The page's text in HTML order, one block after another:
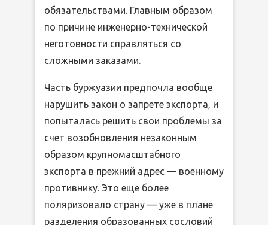
обязательствами. Главным образом
по причине инженерно-технической
неготовности справляться со
сложными заказами.
Часть буржуазии предпочла вообще
нарушить закон о запрете экспорта, и
попыталась решить свои проблемы за
счет возобновления незаконным
образом крупномасштабного
экспорта в прежний адрес — военному
противнику. Это еще более
поляризовало страну — уже в плане
разделения образованных сословий